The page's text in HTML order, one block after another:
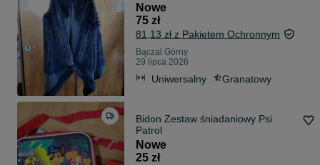
Nowe
75 zł
81,13 zł z Pakietem Ochronnym
Bączal Górny
29 lipca 2026
Uniwersalny Granatowy
Bidon Zestaw śniadaniowy Psi
Patrol
Nowe
25 zł